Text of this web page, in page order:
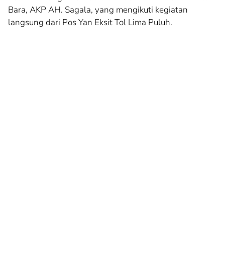
Bara, AKP AH. Sagala, yang mengikuti kegiatan
langsung dari Pos Yan Eksit Tol Lima Puluh.